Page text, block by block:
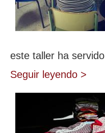
este taller ha
Seguir leyendo >